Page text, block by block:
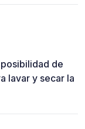
de
lavar y secar la